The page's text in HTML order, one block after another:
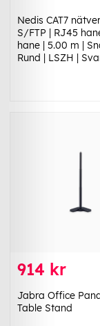
Nedis CAT7
S/FTP | RJ45
hane | 5.00 m |
Rund | LSZH |
914 kr
Jabra Office
Table Stand